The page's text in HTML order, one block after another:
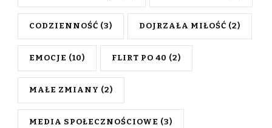
CODZIENNOŚĆ (3) DOJRZAŁA MIŁOŚĆ (2)
EMOCJE (10) FLIRT PO 40 (2)
MAŁE ZMIANY (2)
MEDIA SPOŁECZNOŚCIOWE (3)